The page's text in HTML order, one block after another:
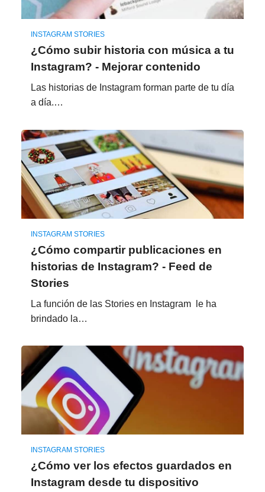
INSTAGRAM STORIES
¿Cómo subir historia con música a tu
Instagram? - Mejorar contenido
Las historias de Instagram forman parte de tu día
a día.…
INSTAGRAM STORIES
¿Cómo compartir publicaciones en
historias de Instagram? - Feed de
Stories
La función de las Stories en Instagram le ha
brindado la…
INSTAGRAM STORIES
¿Cómo ver los efectos guardados en
Instagram desde tu dispositivo